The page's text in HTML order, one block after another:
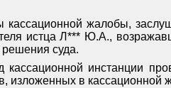
жалобы,
истца Л*** Ю.А.,
решения суда.
инстанции
изложенных в кассационной